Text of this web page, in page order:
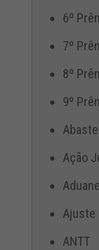
6º
7º
8º
9º
Ação
Ajuste
ANTT